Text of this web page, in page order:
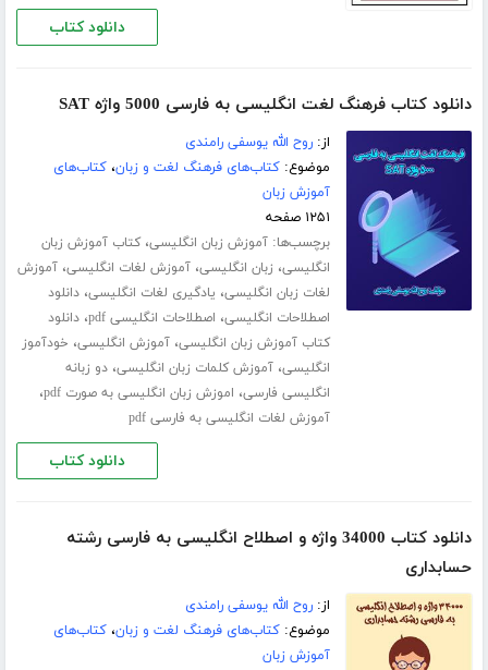
دانلود کتاب
دانلود کتاب فرهنگ لغت انگلیسی به فارسی 5000 واژه SAT
از:روح الله یوسفی رامندی
موضوع:کتاب‌های فرهنگ لغت و زبان،کتاب‌های
آموزش زبان
۱۲۵۱ صفحه
برچسب‌ها:آموزش زبان انگلیسی،کتاب آموزش زبان
انگلیسی، زبان انگلیسی،آموزش لغات انگلیسی،آموزش
لغات زبان انگلیسی، یادگیری لغات انگلیسی،دانلود
اصطلاحات انگلیسی، اصطلاحات انگلیسی pdf ،دانلود
کتاب آموزش زبان انگلیسی،آموزش انگلیسی، خودآموز
انگلیسی،آموزش کلمات زبان انگلیسی،دو زبانه
انگلیسی فارسی، اموزش زبان انگلیسی به صورت pdf ،
آموزش لغات انگلیسی به فارسی pdf
دانلود کتاب
دانلود کتاب 34000 واژه و اصطلاح انگلیسی به فارسی رشته
حسابداری
از:روح الله یوسفی رامندی
موضوع:کتاب‌های فرهنگ لغت و زبان،کتاب‌های
آموزش زبان